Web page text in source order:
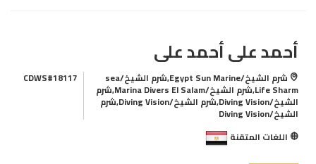
أحمد على أحمد على
شرم الشيخ/Egypt Sun Marine,شرم الشيخ/sea
Life Sharm,شرم الشيخ/Marina Divers El Salam,شرم
الشيخ/Diving Vision,شرم الشيخ/Diving Vision,شرم
الشيخ/Diving Vision
CDWS#18117
اللغات المتقنة